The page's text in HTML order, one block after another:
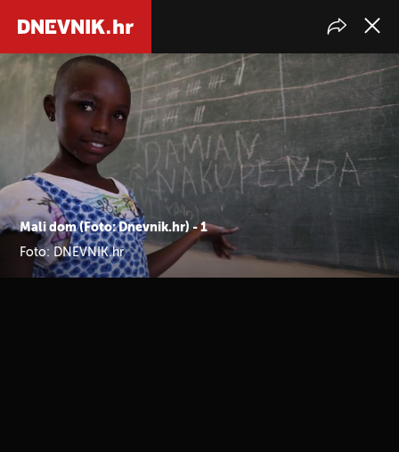
Mali dom (Foto: Dnevnik.hr) - 1
Foto: DNEVNIK.hr